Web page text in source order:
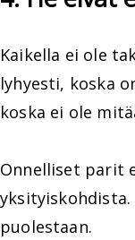
Kaikella ei ole
lyhyesti, koska
koska ei ole
Onnelliset parit
puolestaan.